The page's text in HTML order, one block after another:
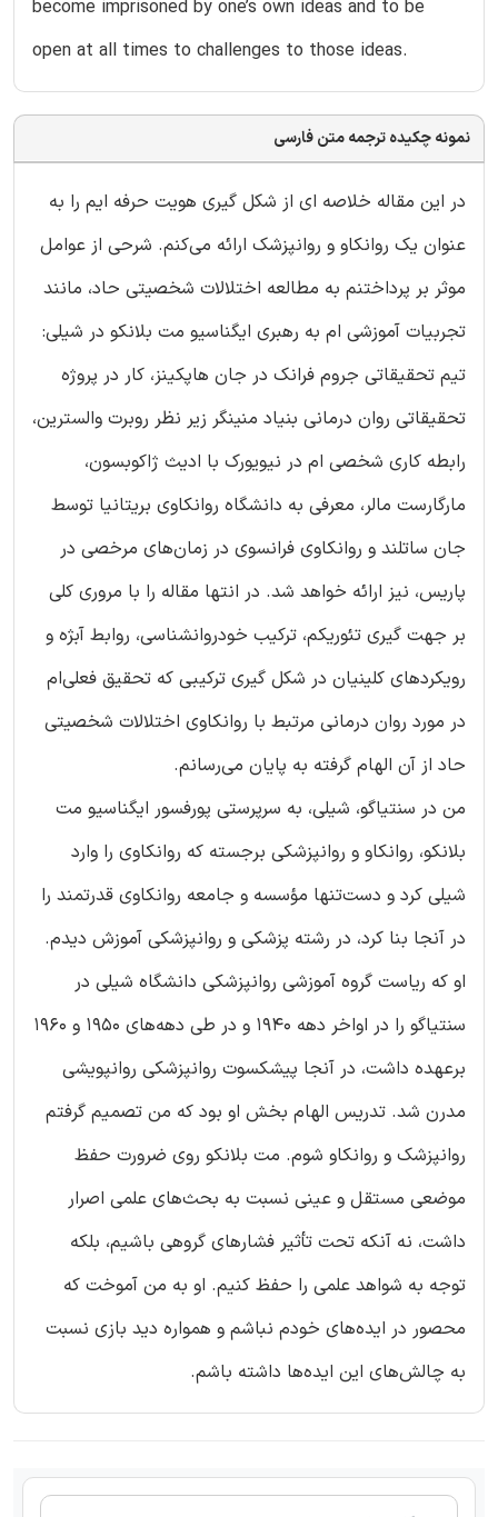
become imprisoned by one’s own ideas and to be
open at all times to challenges to those ideas.
نمونه چکیده ترجمه متن فارسی
در این مقاله خلاصه ای از شکل گیری هویت حرفه ایم را به
عنوان یک روانکاو و روانپزشک ارائه می‌کنم. شرحی از عوامل
موثر بر پرداختنم به مطالعه اختلالات شخصیتی حاد، مانند
تجربیات آموزشی ام به رهبری ایگناسیو مت بلانکو در شیلی:
تیم تحقیقاتی جروم فرانک در جان‌ هاپکینز، کار در پروژه
تحقیقاتی روان درمانی بنیاد منینگر زیر نظر روبرت والسترین،
رابطه کاری شخصی ام در نیویورک با ادیث ژاکوبسون،
مارگارست مالر، معرفی به دانشگاه روانکاوی بریتانیا توسط
جان ساتلند و روانکاوی فرانسوی در زمان‌های مرخصی در
پاریس، نیز ارائه خواهد شد. در انتها مقاله را با مروری کلی
بر جهت گیری تئوریکم، ترکیب خودروانشناسی، روابط آبژه و
رویکردهای کلینیان در شکل گیری ترکیبی که تحقیق فعلی‌ام
در مورد روان درمانی مرتبط با روانکاوی اختلالات شخصیتی
حاد از آن الهام گرفته به پایان می‌رسانم.
من در سنتیاگو، شیلی، به سرپرستی پورفسور ایگناسیو مت
بلانکو، روانکاو و روانپزشکی برجسته که روانکاوی را وارد
شیلی کرد و دست‌تنها مؤسسه و جامعه روانکاوی قدرتمند را
در آنجا بنا کرد، در رشته پزشکی و روانپزشکی آموزش دیدم.
او که ریاست گروه آموزشی روانپزشکی دانشگاه شیلی در
سنتیاگو را در اواخر دهه ۱۹۴۰ و در طی دهه‌های ۱۹۵۰ و ۱۹۶۰
برعهده داشت، در آنجا پیشکسوت روانپزشکی روانپویشی
مدرن شد. تدریس الهام‌ بخش او بود که من تصمیم گرفتم
روانپزشک و روانکاو شوم. مت بلانکو روی ضرورت حفظ
موضعی مستقل و عینی نسبت به بحث‌های علمی اصرار
داشت، نه آنکه تحت تأثیر فشارهای گروهی باشیم، بلکه
توجه به شواهد علمی را حفظ کنیم. او به من آموخت که
محصور در ایده‌های خودم نباشم و همواره دید بازی نسبت
به چالش‌های این ایده‌ها داشته باشم.